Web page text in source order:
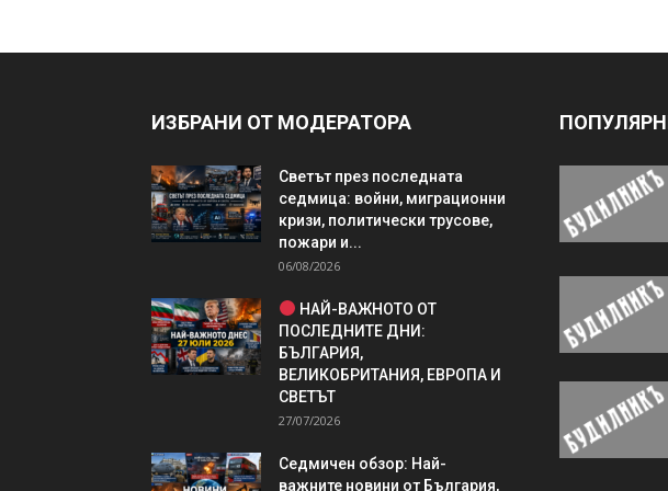
ИЗБРАНИ ОТ МОДЕРАТОРА
Светът през последната
седмица: войни, миграционни
кризи, политически трусове,
пожари и...
06/08/2026
НАЙ-ВАЖНОТО ОТ
ПОСЛЕДНИТЕ ДНИ:
БЪЛГАРИЯ,
ВЕЛИКОБРИТАНИЯ, ЕВРОПА И
СВЕТЪТ
27/07/2026
Седмичен обзор: Най-
важните новини от България,